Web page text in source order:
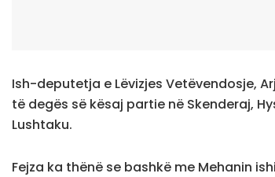
Ish-deputetja e Lëvizjes Vetëvendosje,
të degës së kësaj partie në Skenderaj,
Lushtaku.
Fejza ka thënë se bashkë me Mehanin